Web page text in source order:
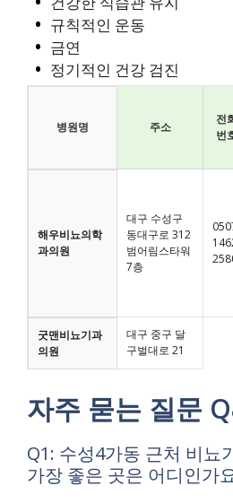
규칙적인 운동
금연
정기적인 건강 검진
병원명 주소
전
번
해우비뇨의학
과의원
대구 수성구
동대구로 312
범어림스타워
7층
굿맨비뇨기과
의원
대구 중구 달
구벌대로 21
자주 묻는 질문
Q1: 수성4가동 근처 비뇨
가장 좋은 곳은 어디인가